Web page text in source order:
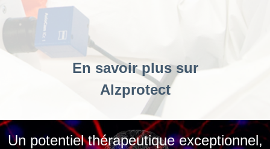
En savoir plus sur
Alzprotect
Un potentiel thérapeutique exceptionnel,